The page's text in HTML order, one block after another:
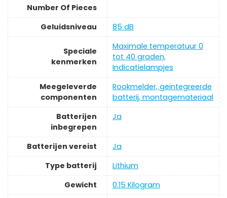
Number Of Pieces
Geluidsniveau
‎85 dB
Speciale
kenmerken
‎Maximale temperatuur 0
tot 40 graden,
Indicatielampjes
Meegeleverde
componenten
‎Rookmelder, geïntegreerde
batterij, montagemateriaal
Batterijen
inbegrepen
‎Ja
Batterijen vereist
‎Ja
Type batterij
‎Lithium
Gewicht
‎0.15 Kilogram